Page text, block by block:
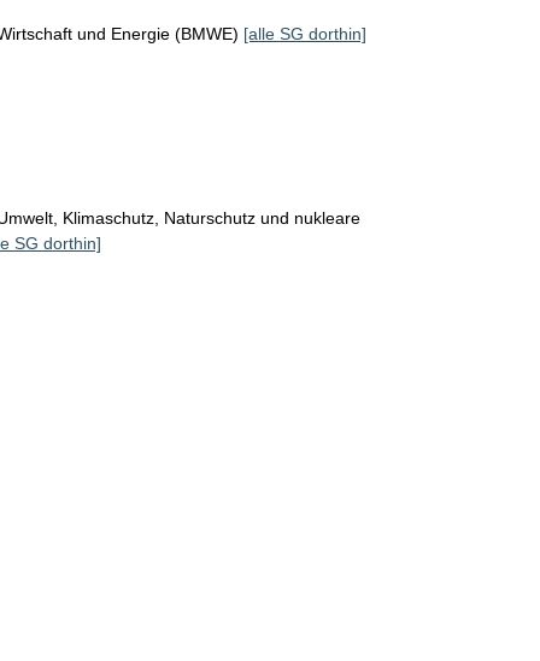
und Energie (BMWE) [alle SG dorthin]
Klimaschutz, Naturschutz und nukleare
SG dorthin]